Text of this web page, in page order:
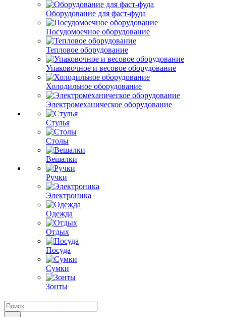
Оборудование для фаст-фуда
Посудомоечное оборудование
Тепловое оборудование
Упаковочное и весовое оборудование
Холодильное оборудование
Электромеханическое оборудование
Стулья
Столы
Вешалки
Ручки
Электроника
Одежда
Отдых
Посуда
Сумки
Зонты